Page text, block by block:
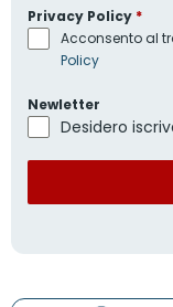
Privacy Policy *
Acconsento al
Policy
Newletter
Desidero